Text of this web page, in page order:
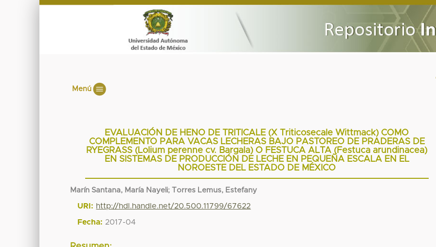
Menú
EVALUACIÓN DE HENO DE TRITICALE (X Triticosecale Wittmack) COMO
COMPLEMENTO PARA VACAS LECHERAS BAJO PASTOREO DE PRADERAS DE
RYEGRASS (Lolium perenne cv. Bargala) O FESTUCA ALTA (Festuca arundinacea)
EN SISTEMAS DE PRODUCCIÓN DE LECHE EN PEQUEÑA ESCALA EN EL
NOROESTE DEL ESTADO DE MÉXICO
Marín Santana, María Nayeli; Torres Lemus, Estefany
URI: http://hdl.handle.net/20.500.11799/67622
Fecha: 2017-04